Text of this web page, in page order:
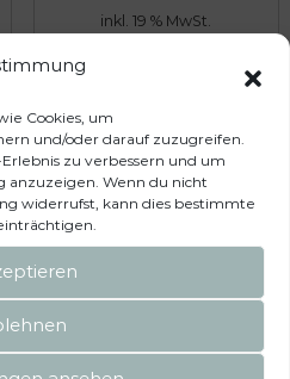
Cookies, um
und/oder darauf zuzugreifen.
zu verbessern und um
anzuzeigen. Wenn du nicht
widerrufst, kann dies bestimmte
s
n
g
i
r
t
l
e
P
inkl. 19 % MwSt.
Lieferzeit:
In den Warenkorb